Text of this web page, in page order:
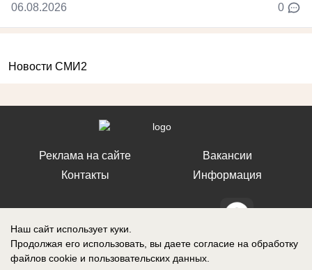
06.08.2026 0
Новости СМИ2
Реклама на сайте
Контакты
Вакансии
Информация
СМИ Блокнот Ставрополь зарегистрировано Федеральной службой по
надзору в сфере связи, информационных технологий и массовых
Наш сайт использует куки.
Продолжая его использовать, вы даете согласие на обработку
файлов cookie и пользовательских данных.